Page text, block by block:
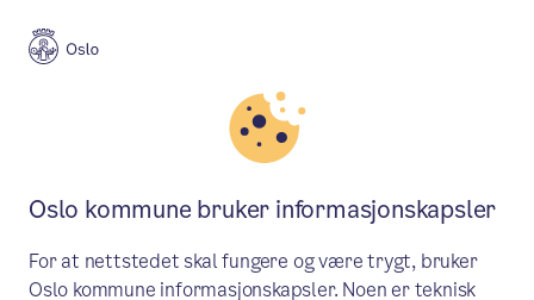
Få tips til å gjøre boligen din
tryggere
Oslo kommune bruker informasjonskapsler
For at nettstedet skal fungere og være trygt, bruker
Oslo kommune informasjonskapsler. Noen er teknisk